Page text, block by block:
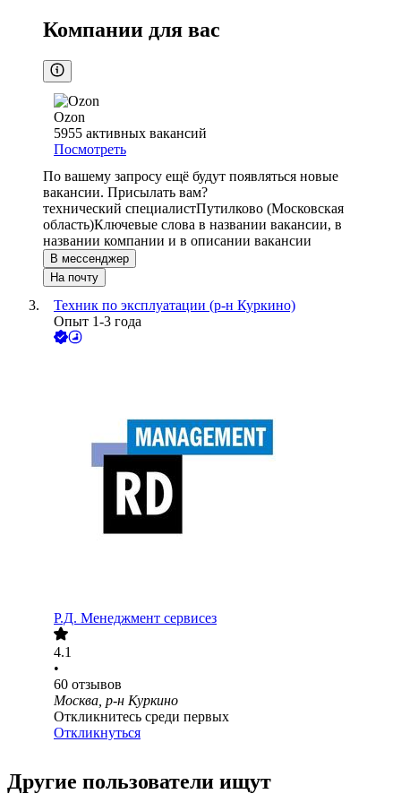
Компании для вас
Ozon
5955 активных вакансий
Посмотреть
По вашему запросу ещё будут появляться новые
вакансии. Присылать вам?
технический специалистПутилково (Московская
область)Ключевые слова в названии вакансии, в
названии компании и в описании вакансии
В мессенджер
На почту
Техник по эксплуатации (р-н Куркино)
Опыт 1-3 года
Р.Д. Менеджмент сервисез
4.1
•
60 отзывов
Москва, р-н Куркино
Откликнитесь среди первых
Откликнуться
Другие пользователи ищут